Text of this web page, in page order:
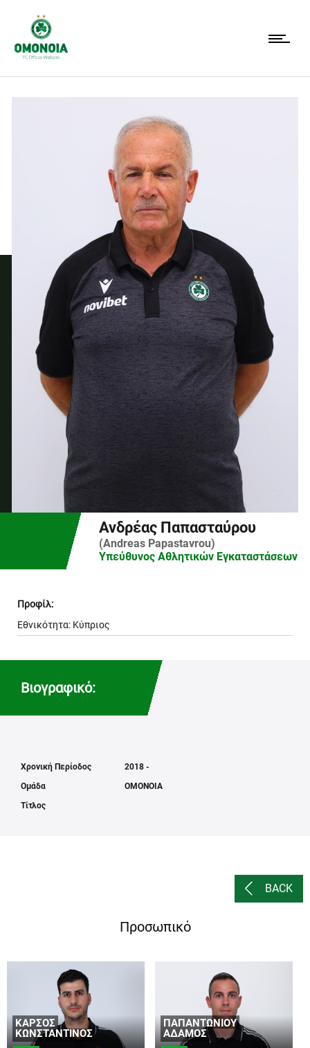
Ανδρέας Παπασταύρου
(Andreas Papastavrou)
Υπεύθυνος Αθλητικών Εγκαταστάσεων
Προφίλ:
Εθνικότητα: Κύπριος
Βιογραφικό:
Χρονική Περίοδος
Ομάδα
Τίτλος
2018 -
ΟΜΟΝΟΙΑ
BACK
Προσωπικό
ΚΑΡΣΌΣ
ΚΩΝΣΤΑΝΤΊΝΟΣ
ΠΑΠΑΝΤΩΝΊΟΥ
ΑΔΆΜΟΣ